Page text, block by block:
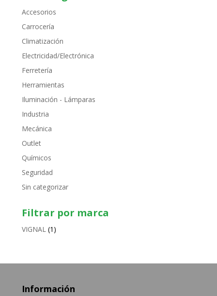
Accesorios
Carrocería
Climatización
Electricidad/Electrónica
Ferretería
Herramientas
Iluminación - Lámparas
Industria
Mecánica
Outlet
Químicos
Seguridad
Sin categorizar
Filtrar por marca
VIGNAL (1)
Información